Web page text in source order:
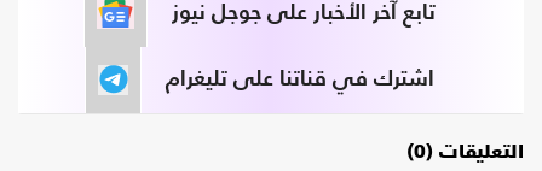
تابع آخر الأخبار على جوجل نيوز
اشترك في قناتنا على تليغرام
التعليقات (0)